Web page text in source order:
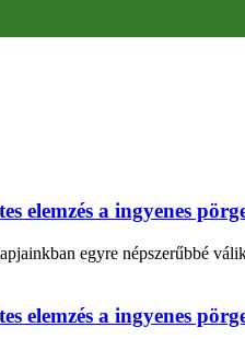
elemzés a ingyenes
egyre népszerűbbé
elemzés a ingyenes